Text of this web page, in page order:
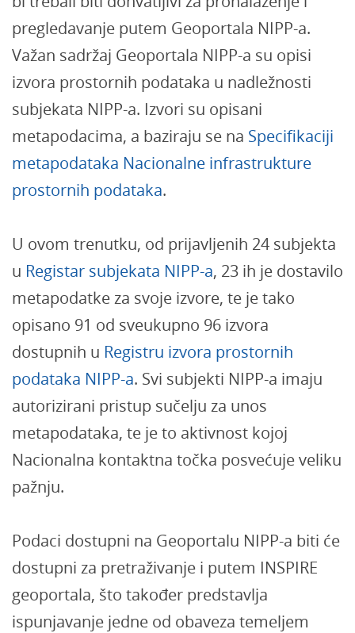
pregledavanje putem Geoportala NIPP-a.
Važan sadržaj Geoportala NIPP-a su opisi
izvora prostornih podataka u nadležnosti
subjekata NIPP-a. Izvori su opisani
metapodacima, a baziraju se na Specifikaciji
metapodataka Nacionalne infrastrukture
prostornih podataka.
U ovom trenutku, od prijavljenih 24 subjekta
u Registar subjekata NIPP-a, 23 ih je dostavilo
metapodatke za svoje izvore, te je tako
opisano 91 od sveukupno 96 izvora
dostupnih u Registru izvora prostornih
podataka NIPP-a. Svi subjekti NIPP-a imaju
autorizirani pristup sučelju za unos
metapodataka, te je to aktivnost kojoj
Nacionalna kontaktna točka posvećuje veliku
pažnju.
Podaci dostupni na Geoportalu NIPP-a biti će
dostupni za pretraživanje i putem INSPIRE
geoportala, što također predstavlja
ispunjavanje jedne od obaveza temeljem